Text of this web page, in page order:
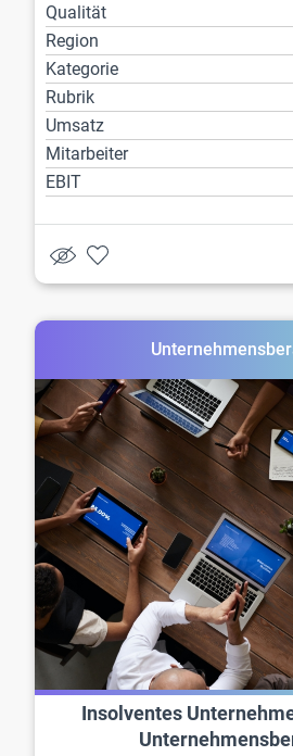
Qualität
Region
Kategorie
Rubrik
Umsatz
Mitarbeiter
EBIT
Insolventes